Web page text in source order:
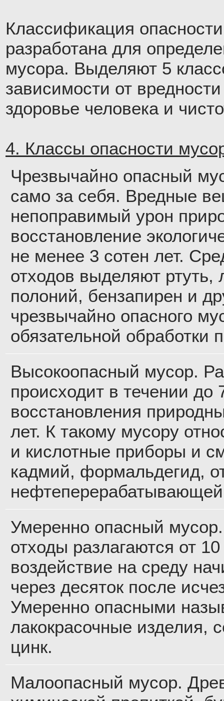
Классификация
разработана для
мусора. Выделяют 5
зависимости от
здоровье человека и
4. Классы опасности
Чрезвычайно опасный
само за себя. Вредные
непоправимый урон
восстановление
не менее 3 сотен лет.
отходов выделяют
полоний, бензапирен и
чрезвычайно опасного
обязательной обработки
Высокоопасный мусор.
происходит в течении до
восстановления
лет. К такому мусору
и кислотные приборы и
кадмий, формальдегид,
Умеренно опасный
отходы разлагаются от
воздействие на среду
через десяток после
Умеренно опасными
лакокрасочные изделия,
цинк.
Малоопасный мусор.